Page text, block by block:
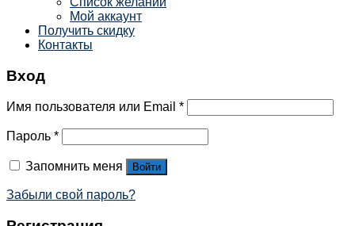
Мой аккаунт
Получить скидку
Контакты
Вход
Имя пользователя или Email *
Пароль *
Запомнить меня Войти
Забыли свой пароль?